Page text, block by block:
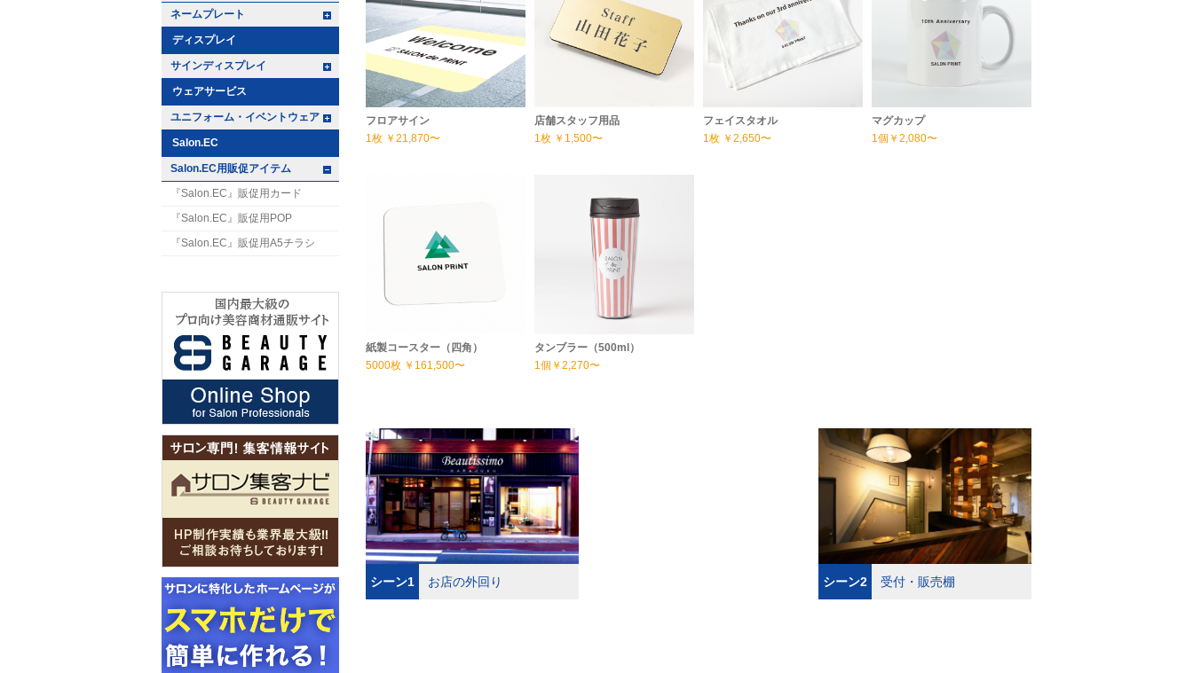
フロアサイン
1枚 ￥21,870〜
店舗スタッフ用品
1枚 ￥1,500〜
フェイスタオル
1枚 ￥2,650〜
マグカップ
1個 ￥2,080〜
紙製コースター（四角）
5000枚 ￥161,500〜
タンブラー（500ml）
1個 ￥2,270〜
シーン1 お店の外回り シーン2 受付・販売棚
ネームプレート
ディスプレイ
サインディスプレイ
ウェアサービス
ユニフォーム・イベントウェア
Salon.EC
Salon.EC用販促アイテム
『Salon.EC』販促用カード
『Salon.EC』販促用POP
『Salon.EC』販促用A5チラシ